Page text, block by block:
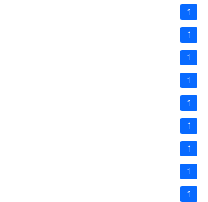
1
1
1
1
1
1
1
1
1